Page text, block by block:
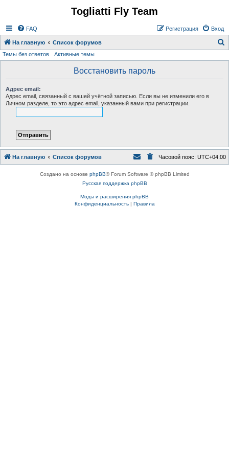
Togliatti Fly Team
FAQ Вход
Регистрация
На главную Список форумов
Темы без ответов Активные темы
Восстановить пароль
Адрес email:
Адрес email, связанный с вашей учётной записью. Если вы не изменили его в
Личном разделе, то это адрес email, указанный вами при регистрации.
На главную Список форумов Часовой пояс: UTC+04:00
Создано на основе phpBB® Forum Software © phpBB Limited
Русская поддержка phpBB
Моды и расширения phpBB
Конфиденциальность| Правила